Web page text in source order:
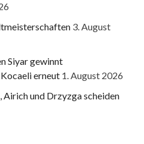
3. August
Siyar gewinnt
erneut 1. August 2026
und Drzyzga scheiden